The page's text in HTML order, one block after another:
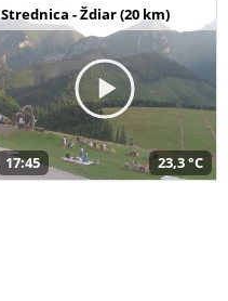
Strednica - Ždiar (20 km)
17:45 23,3 °C